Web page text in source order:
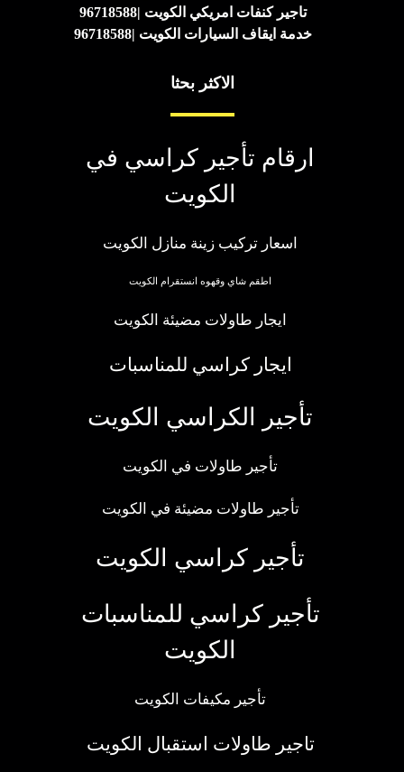
تاجير كنفات امريكي الكويت |96718588
خدمة ايقاف السيارات الكويت |96718588
الاكثر بحثا
ارقام تأجير كراسي في
الكويت
اسعار تركيب زينة منازل الكويت
اطقم شاي وقهوه انستقرام الكويت
ايجار طاولات مضيئة الكويت
ايجار كراسي للمناسبات
تأجير الكراسي الكويت
تأجير طاولات في الكويت
تأجير طاولات مضيئة في الكويت
تأجير كراسي الكويت
تأجير كراسي للمناسبات
الكويت
تأجير مكيفات الكويت
تاجير طاولات استقبال الكويت